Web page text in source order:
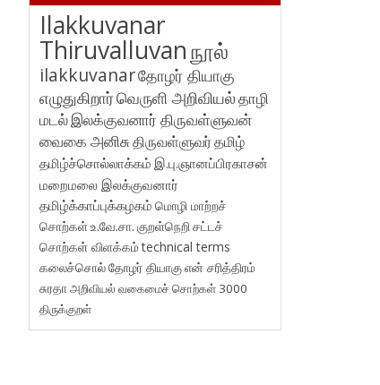
Ilakkuvanar
Thiruvalluvanநூல்
ilakkuvanarதோழர் தியாகு
எழுதுகிறார்வெருளி அறிவியல்தாழி
மடல்இலக்குவனார் திருவள்ளுவன்
வைகை அனிசுதிருவள்ளுவர்தமிழ்
தமிழ்ச்சொல்லாக்கம் இ.பு.ஞானப்பிரகாசன்
மறைமலை இலக்குவனார்
தமிழ்க்காப்புக்கழகம் மொழி மாற்றச்
சொற்கள்உ.வே.சா. குறள்நெறி சட்டச்
சொற்கள் விளக்கம்technical terms
கலைச்சொல்தோழர் தியாகுஎன் சரித்திரம்
சுரதாஅறிவியல் வகைமைச் சொற்கள் 3000
திருக்குறள்